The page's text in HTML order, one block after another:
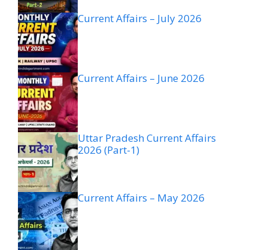
Current Affairs – July 2026
Current Affairs – June 2026
Uttar Pradesh Current Affairs
2026 (Part-1)
Current Affairs – May 2026